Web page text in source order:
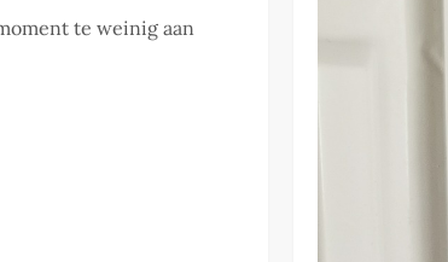
te weinig aan